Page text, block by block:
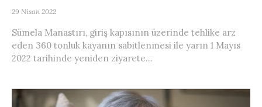
29 Nisan 2022
Sümela Manastırı, giriş kapısının üzerinde tehlike arz
eden 360 tonluk kayanın sabitlenmesi ile yarın 1 Mayıs
2022 tarihinde yeniden ziyarete...